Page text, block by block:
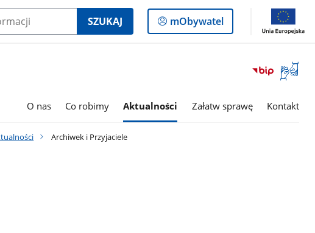
SZUKAJ
Logowanie
do
mObywatel
Otwórz
okno
O nas Co robimy Aktualności Załatw sprawę Kontakt
Archiwek i Przyjaciele